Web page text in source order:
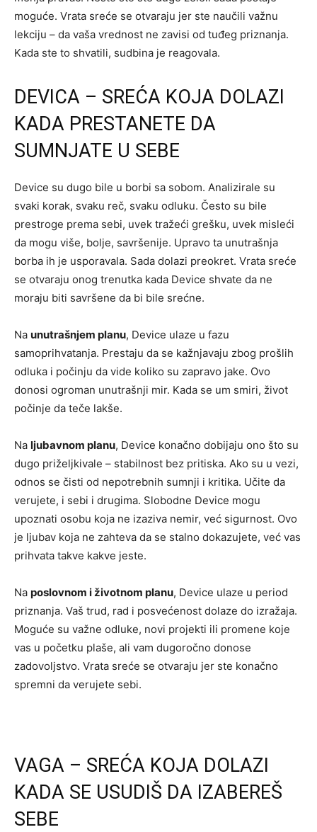
moguće. Vrata sreće se otvaraju jer ste naučili važnu
lekciju – da vaša vrednost ne zavisi od tuđeg priznanja.
Kada ste to shvatili, sudbina je reagovala.
DEVICA – SREĆA KOJA DOLAZI
KADA PRESTANETE DA
SUMNJATE U SEBE
Device su dugo bile u borbi sa sobom. Analizirale su
svaki korak, svaku reč, svaku odluku. Često su bile
prestroge prema sebi, uvek tražeći grešku, uvek misleći
da mogu više, bolje, savršenije. Upravo ta unutrašnja
borba ih je usporavala. Sada dolazi preokret. Vrata sreće
se otvaraju onog trenutka kada Device shvate da ne
moraju biti savršene da bi bile srećne.
Na unutrašnjem planu, Device ulaze u fazu
samoprihvatanja. Prestaju da se kažnjavaju zbog prošlih
odluka i počinju da vide koliko su zapravo jake. Ovo
donosi ogroman unutrašnji mir. Kada se um smiri, život
počinje da teče lakše.
Na ljubavnom planu, Device konačno dobijaju ono što su
dugo priželjkivale – stabilnost bez pritiska. Ako su u vezi,
odnos se čisti od nepotrebnih sumnji i kritika. Učite da
verujete, i sebi i drugima. Slobodne Device mogu
upoznati osobu koja ne izaziva nemir, već sigurnost. Ovo
je ljubav koja ne zahteva da se stalno dokazujete, već vas
prihvata takve kakve jeste.
Na poslovnom i životnom planu, Device ulaze u period
priznanja. Vaš trud, rad i posvećenost dolaze do izražaja.
Moguće su važne odluke, novi projekti ili promene koje
vas u početku plaše, ali vam dugoročno donose
zadovoljstvo. Vrata sreće se otvaraju jer ste konačno
spremni da verujete sebi.
VAGA – SREĆA KOJA DOLAZI
KADA SE USUDIŠ DA IZABEREŠ
SEBE